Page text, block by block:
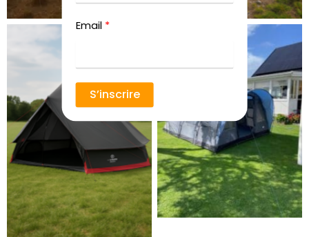
Email
S’inscrire